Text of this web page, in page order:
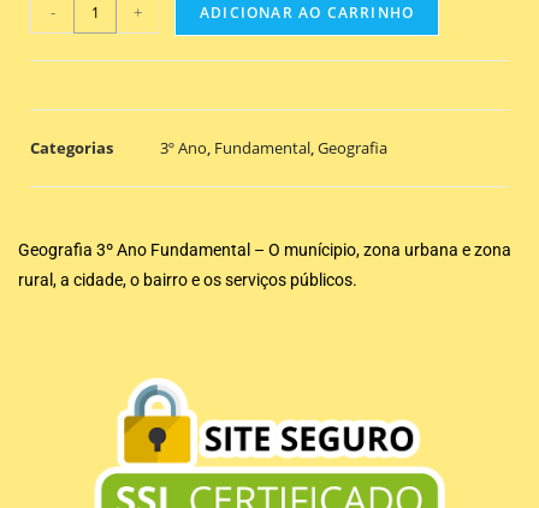
- + ADICIONAR AO CARRINHO
Categorias 3º Ano, Fundamental,Geografia
Geografia 3º Ano Fundamental – O munícipio, zona urbana e zona
rural, a cidade, o bairro e os serviços públicos.